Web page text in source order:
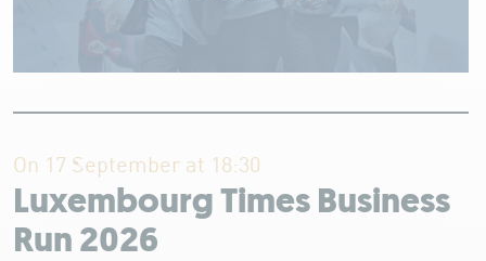
On 17 September at 18:30
Luxembourg Times Business
Run 2026